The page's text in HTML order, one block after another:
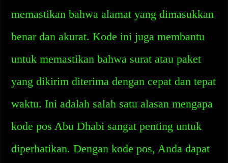
memastikan bahwa alamat yang dimasukkan
benar dan akurat. Kode ini juga membantu
untuk memastikan bahwa surat atau paket
yang dikirim diterima dengan cepat dan tepat
waktu. Ini adalah salah satu alasan mengapa
kode pos Abu Dhabi sangat penting untuk
diperhatikan. Dengan kode pos, Anda dapat